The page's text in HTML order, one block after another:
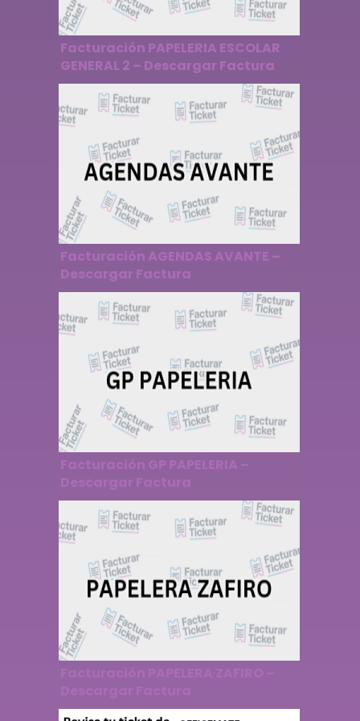
Facturación PAPELERIA ESCOLAR
GENERAL 2 – Descargar Factura
Facturación AGENDAS AVANTE –
Descargar Factura
Facturación GP PAPELERIA –
Descargar Factura